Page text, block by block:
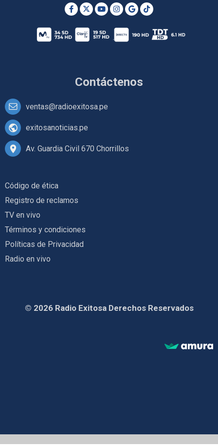
Contáctenos
ventas@radioexitosa.pe
exitosanoticias.pe
Av. Guardia Civil 670 Chorrillos
Código de ética
Registro de reclamos
TV en vivo
Términos y condiciones
Políticas de Privacidad
Radio en vivo
© 2026 Radio Exitosa Derechos Reservados